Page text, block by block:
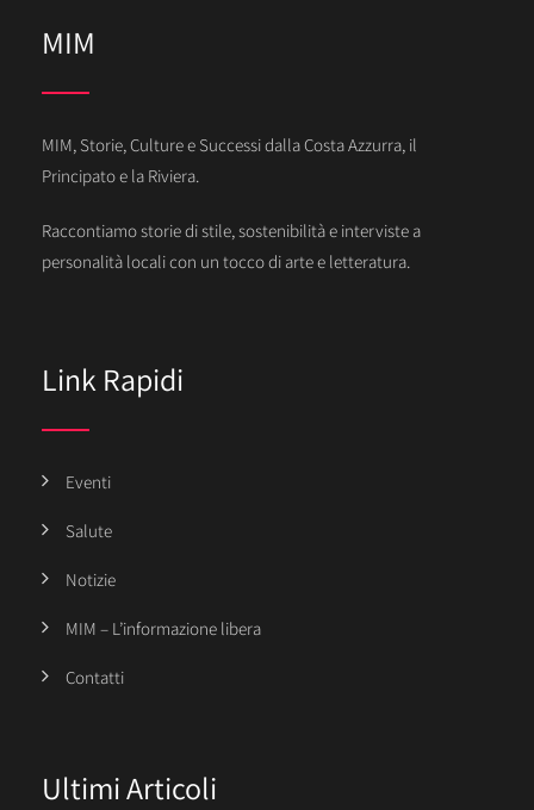
MIM
MIM, Storie, Culture e Successi dalla Costa Azzurra, il
Principato e la Riviera.
Raccontiamo storie di stile, sostenibilità e interviste a
personalità locali con un tocco di arte e letteratura.
Link Rapidi
Eventi
Salute
Notizie
MIM – L’informazione libera
Contatti
Ultimi Articoli